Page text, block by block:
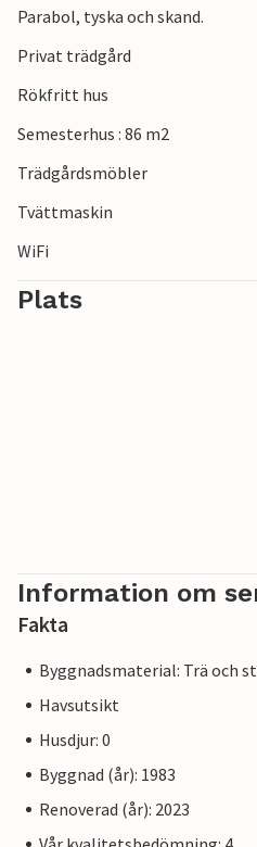
Tillbringa en avkopplande
semesterhus vid havet.
Parabol, tyska och skand.
Privat trädgård
Rökfritt hus
Semesterhus : 86 m2
Trädgårdsmöbler
Tvättmaskin
WiFi
Plats
Information om
Fakta
Byggnadsmaterial: Trä och
Havsutsikt
Husdjur: 0
Byggnad (år): 1983
Renoverad (år): 2023